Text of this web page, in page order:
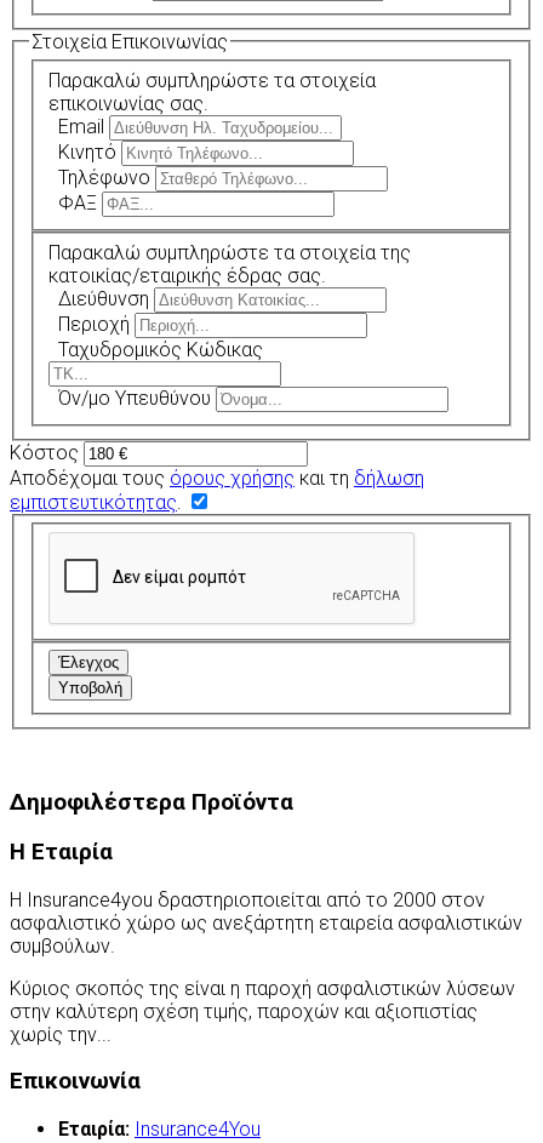
Στοιχεία Επικοινωνίας
Παρακαλώ συμπληρώστε τα στοιχεία
επικοινωνίας σας.
Email
Κινητό
Τηλέφωνο
ΦΑΞ
Παρακαλώ συμπληρώστε τα στοιχεία της
κατοικίας/εταιρικής έδρας σας.
Διεύθυνση
Περιοχή
Ταχυδρομικός Κώδικας
Όν/μο Υπευθύνου
Κόστος
Αποδέχομαι τους όρους χρήσης και τη δήλωση
εμπιστευτικότητας
Έλεγχος
Υποβολή
Δημοφιλέστερα Προϊόντα
Η Εταιρία
Η Insurance4you δραστηριοποιείται από το 2000 στον
ασφαλιστικό χώρο ως ανεξάρτητη εταιρεία ασφαλιστικών
συμβούλων.
Κύριος σκοπός της είναι η παροχή ασφαλιστικών λύσεων
στην καλύτερη σχέση τιμής, παροχών και αξιοπιστίας
χωρίς την...
Επικοινωνία
Εταιρία: Insurance4You